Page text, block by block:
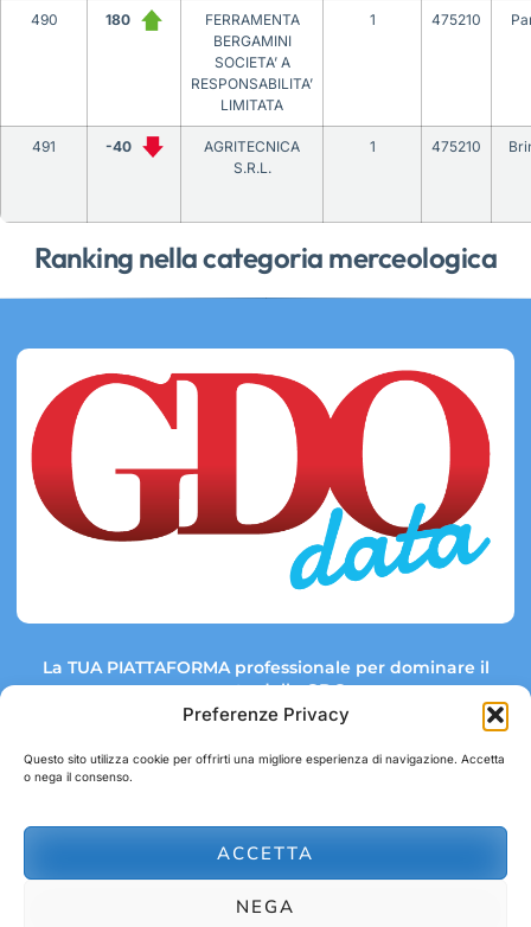
Preferenze Privacy
Questo sito utilizza cookie per offrirti una migliore esperienza di navigazione. Accetta
o nega il consenso.
ACCETTA
NEGA
Ranking nella categoria merceologica
490 180
FERRAMENTA
BERGAMINI
SOCIETA’ A
RESPONSABILITA’
LIMITATA
1 475210
491 -40
AGRITECNICA
S.R.L.
1 475210
La TUA PIATTAFORMA professionale per dominare il
mercato della GDO.
Link rapidi:
abbonamenti@gdodata.it